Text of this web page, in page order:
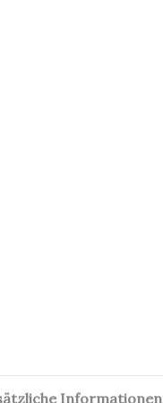
Informationen